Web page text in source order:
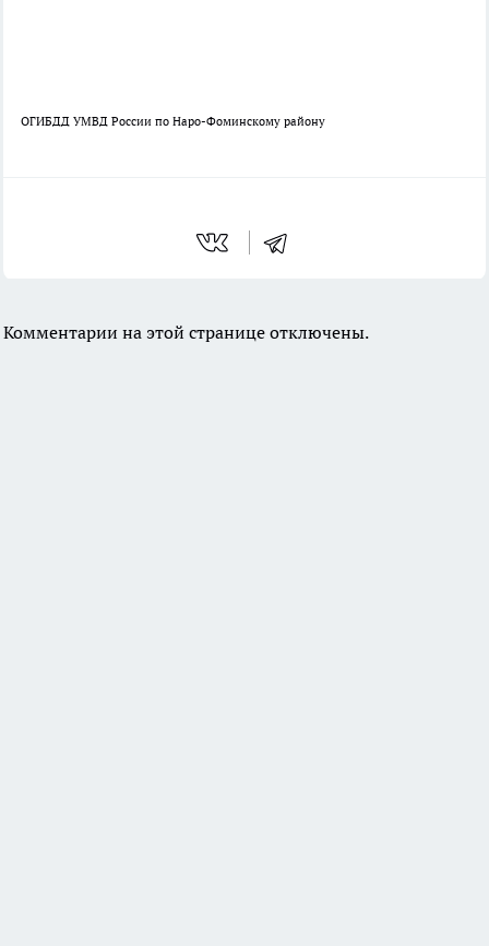
ОГИБДД УМВД России по Наро-Фоминскому району
Комментарии на этой странице отключены.